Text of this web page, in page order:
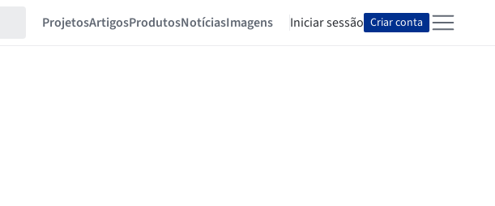
ProjetosArtigosProdutosNotíciasImagens Iniciar sessão Criar conta